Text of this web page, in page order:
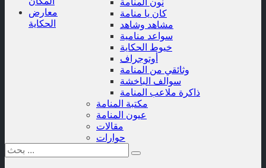
نون المنامة
كان يا منامة
مشاهد وشاهد
سواعد منامية
خيوط الحكاية
أوتوجراف
وثائقي من المنامة
سوالف الباخشة
ذاكرة ملاعب المنامة
مكتبة المنامة
عيون المنامة
مقالات
حوارات
معارض
الحكاية